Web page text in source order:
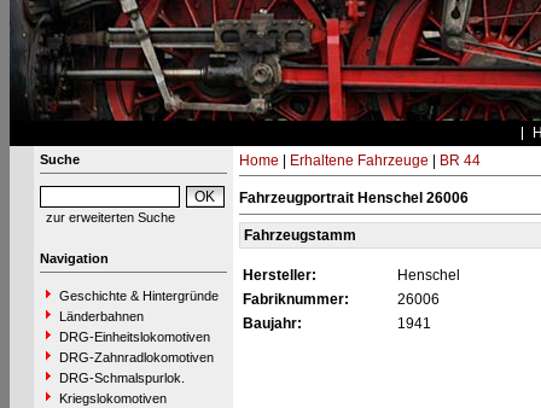
Suche
zur erweiterten Suche
Navigation
Geschichte & Hintergründe
Länderbahnen
DRG-Einheitslokomotiven
DRG-Zahnradlokomotiven
DRG-Schmalspurlok.
Kriegslokomotiven
Home Erhaltene Fahrzeuge BR 44
Fahrzeugportrait Henschel 26006
Fahrzeugstamm
Hersteller:
Henschel
Fabriknummer:
26006
Baujahr:
1941